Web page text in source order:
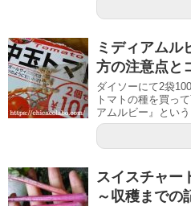
ミディアムル
方の注意点と
ダイソーにて2袋
トマトの種を買っ
アムルビー』とい
スイスチャー
～収穫までの